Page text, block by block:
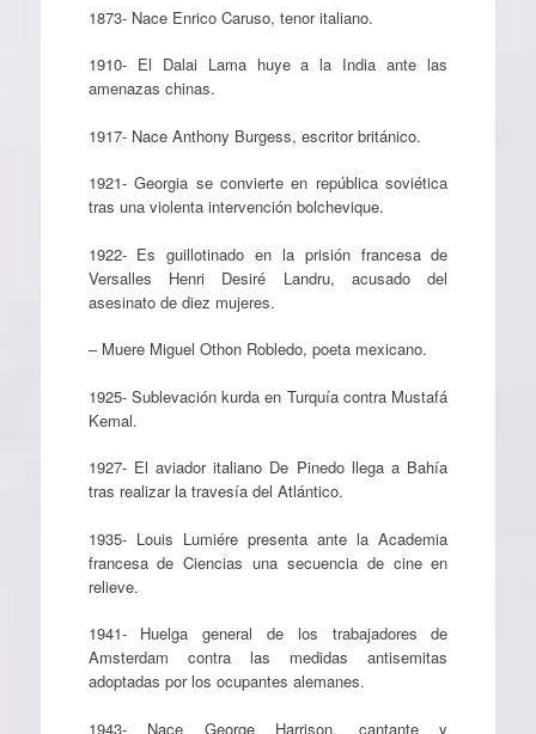
1873- Nace Enrico Caruso, tenor italiano.
1910- El Dalai Lama huye a la India ante las
amenazas chinas.
1917- Nace Anthony Burgess, escritor británico.
1921- Georgia se convierte en república soviética
tras una violenta intervención bolchevique.
1922- Es guillotinado en la prisión francesa de
Versalles Henri Desiré Landru, acusado del
asesinato de diez mujeres.
– Muere Miguel Othon Robledo, poeta mexicano.
1925- Sublevación kurda en Turquía contra Mustafá
Kemal.
1927- El aviador italiano De Pinedo llega a Bahía
tras realizar la travesía del Atlántico.
1935- Louis Lumiére presenta ante la Academia
francesa de Ciencias una secuencia de cine en
relieve.
1941- Huelga general de los trabajadores de
Amsterdam contra las medidas antisemitas
adoptadas por los ocupantes alemanes.
1943- Nace George Harrison, cantante y